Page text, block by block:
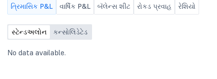
ત્રિમાસિક P&L વાર્ષિક P&L બૅલેન્સ શીટ રોકડ પ્રવાહ રેશિયો
સ્ટેન્ડઅલોન કન્સોલિડેટેડ
No data available.